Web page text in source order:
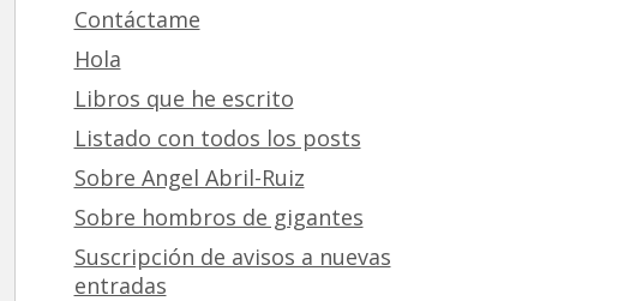
Contáctame
Hola
Libros que he escrito
Listado con todos los posts
Sobre Angel Abril-Ruiz
Sobre hombros de gigantes
Suscripción de avisos a nuevas
entradas